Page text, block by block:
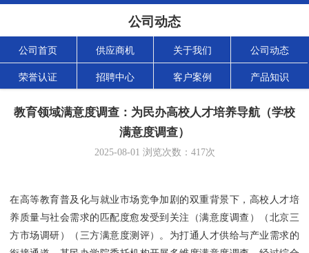
公司动态
公司首页 供应商机 关于我们 公司动态
荣誉认证 招聘中心 客户案例 产品知识
教育领域满意度调查：为民办高校人才培养导航（学校
满意度调查）
2025-08-01 浏览次数： 417次
在高等教育普及化与就业市场竞争加剧的双重背景下，高校人才培
养质量与社会需求的匹配度愈发受到关注（满意度调查）（北京三
方市场调研）（三方满意度测评）。为打通人才供给与产业需求的